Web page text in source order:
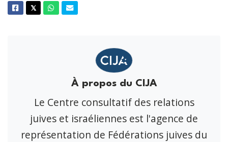
Facebook
𝕏TwitterWhatsappCourriel
À propos du CIJA
Le Centre consultatif des relations
juives et israéliennes est l'agence de
représentation de Fédérations juives du